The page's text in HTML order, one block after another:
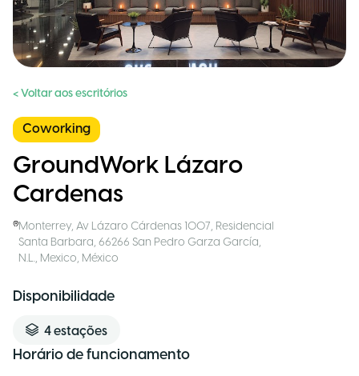
< Voltar aos escritórios
Coworking
GroundWork Lázaro
Cardenas
Monterrey, Av Lázaro Cárdenas 1007, Residencial
Santa Barbara, 66266 San Pedro Garza García,
N.L., Mexico, México
Disponibilidade
4estações
Horário de funcionamento